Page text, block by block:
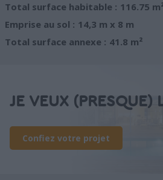
Total surface habitable : 116.75
Emprise au sol : 14,3 m x 8 m
Total surface annexe : 41.8 m²
JE VEUX (PRESQUE)
Confiez votre projet